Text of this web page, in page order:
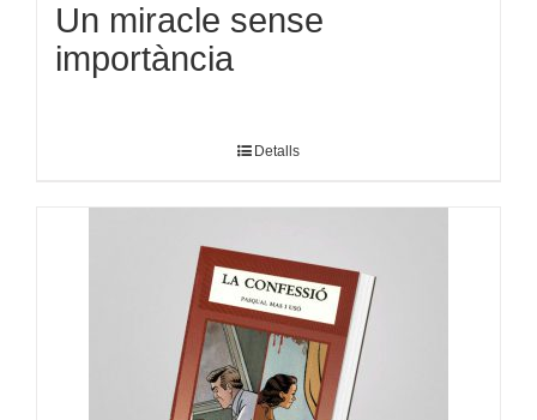
Un miracle sense
importància
Detalls